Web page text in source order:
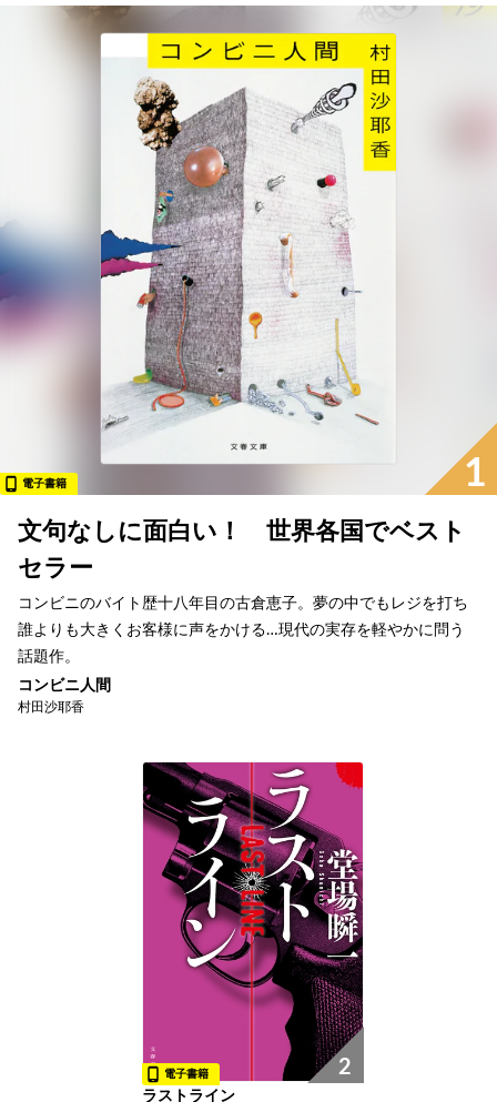
1
電子書籍
文句なしに面白い！ 世界各国でベスト
セラー
コンビニのバイト歴十八年目の古倉恵子。夢の中でもレジを打ち
誰よりも大きくお客様に声をかける…現代の実存を軽やかに問う
話題作。
コンビニ人間
村田沙耶香
2
電子書籍
ラストライン